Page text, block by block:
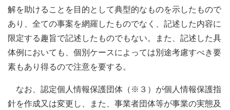
解を助けることを目的として典型的なものを示したもので
あり、全ての事案を網羅したものでなく、記述した内容に
限定する趣旨で記述したものでもない。また、記述した具
体例においても、個別ケースによっては別途考慮すべき要
素もあり得るので注意を要する。
なお、認定個人情報保護団体（※３）が個人情報保護指
針を作成又は変更し、また、事業者団体等が事業の実態及